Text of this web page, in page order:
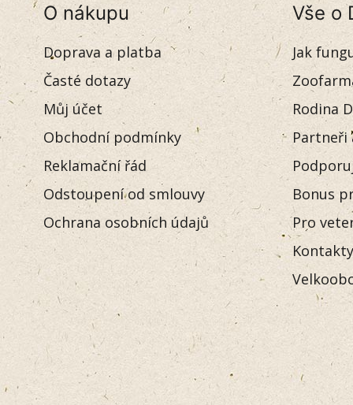
O nákupu
Doprava a platba
Časté dotazy
Můj účet
Obchodní podmínky
Reklamační řád
Odstoupení od smlouvy
Ochrana osobních údajů
Vše o
Jak
Rodina
Partneři
Bonus
Pro
Kontakty